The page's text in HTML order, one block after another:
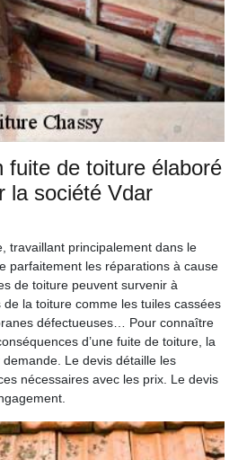
fuite de toiture élaboré
la société Vdar
travaillant principalement dans le
parfaitement les réparations à cause
de toiture peuvent survenir à
la toiture comme les tuiles cassées
défectueuses… Pour connaître
d’une fuite de toiture, la
Le devis détaille les
nécessaires avec les prix. Le devis